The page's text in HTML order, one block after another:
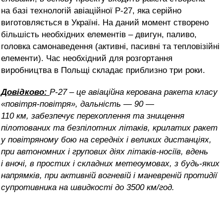
на базі технологій авіаційної Р-27, яка серійно
виготовляється в Україні. На даний момент створено
більшість необхідних елементів – двигун, паливо,
головка самонаведення (активні, пасивні та тепловізійні
елементи). Час необхідний для розгортання
виробництва в Польщі складає приблизно три роки.
Довідково: Р-27 – це авіаційна керована ракета класу
«повітря-повітря», дальність — 90 —
110 км, забезпечує перехоплення та знищення
пілотованих та безпілотних літаків, крилатих ракет
у повітряному бою на середніх і великих дистанціях,
при автономних і групових діях літаків-носіїв, вдень
і вночі, в простих і складних метеоумовах, з будь-яких
напрямків, при активній вогневій і маневреній протидії
супротивника на швидкості до 3500 км/год.